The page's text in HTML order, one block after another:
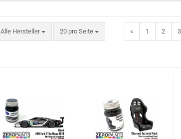
Alle Hersteller 20 pro Seite
pro Seite « 1 2 3